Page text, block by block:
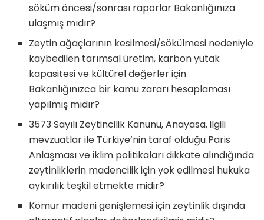
söküm öncesi/sonrası raporlar Bakanlığınıza
ulaşmış mıdır?
Zeytin ağaçlarının kesilmesi/sökülmesi nedeniyle
kaybedilen tarımsal üretim, karbon yutak
kapasitesi ve kültürel değerler için
Bakanlığınızca bir kamu zararı hesaplaması
yapılmış mıdır?
3573 Sayılı Zeytincilik Kanunu, Anayasa, ilgili
mevzuatlar ile Türkiye’nin taraf olduğu Paris
Anlaşması ve iklim politikaları dikkate alındığında
zeytinliklerin madencilik için yok edilmesi hukuka
aykırılık teşkil etmekte midir?
Kömür madeni genişlemesi için zeytinlik dışında